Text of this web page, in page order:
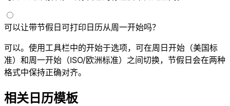
可以让带节假日可打印日历从周一开始吗？
可以。使用工具栏中的开始于选项，可在周日开始（美国标
准）和周一开始（ISO/欧洲标准）之间切换，节假日会在两种
格式中保持正确对齐。
相关日历模板